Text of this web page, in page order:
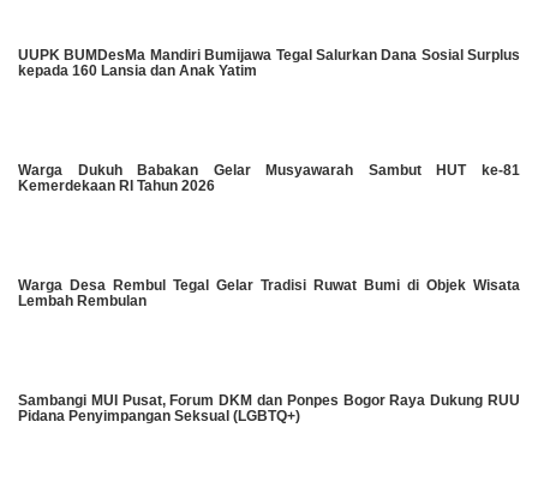
UUPK BUMDesMa Mandiri Bumijawa Tegal Salurkan Dana Sosial Surplus
kepada 160 Lansia dan Anak Yatim
Warga Dukuh Babakan Gelar Musyawarah Sambut HUT ke-81
Kemerdekaan RI Tahun 2026
Warga Desa Rembul Tegal Gelar Tradisi Ruwat Bumi di Objek Wisata
Lembah Rembulan
Sambangi MUI Pusat, Forum DKM dan Ponpes Bogor Raya Dukung RUU
Pidana Penyimpangan Seksual (LGBTQ+)